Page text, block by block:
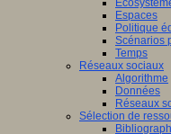
Espaces
Politique
Scénarios
Temps
Réseaux sociaux
Algorithme
Données
Réseaux
Sélection de